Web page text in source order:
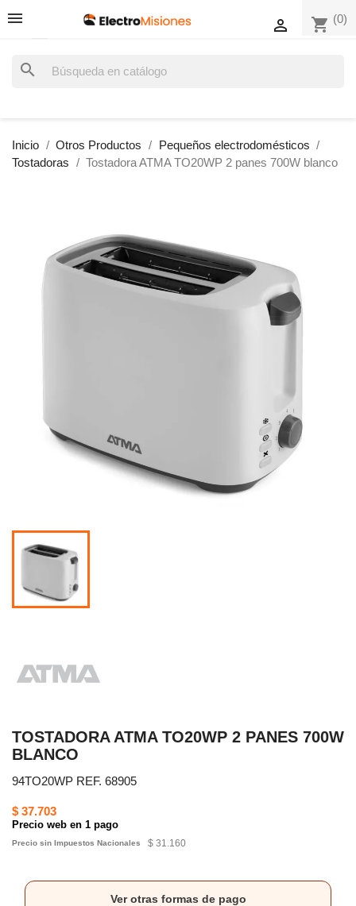
shopping_cart (0)

search
Inicio Otros Productos
Pequeños electrodomésticos
Tostadoras
Tostadora ATMA TO20WP 2 panes 700W blanco
TOSTADORA ATMA TO20WP 2 PANES 700W
BLANCO
94TO20WP REF. 68905
$ 37.703
Precio web en 1 pago
Precio sin Impuestos Nacionales $ 31.160
Ver otras formas de pago